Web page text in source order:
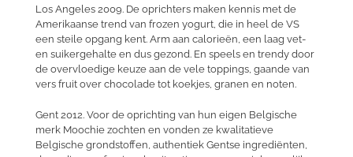
Los Angeles 2009. De oprichters maken kennis met de
Amerikaanse trend van frozen yogurt, die in heel de VS
een steile opgang kent. Arm aan calorieën, een laag vet-
en suikergehalte en dus gezond. En speels en trendy door
de overvloedige keuze aan de vele toppings, gaande van
vers fruit over chocolade tot koekjes, granen en noten.
Gent 2012. Voor de oprichting van hun eigen Belgische
merk Moochie zochten en vonden ze kwalitatieve
Belgische grondstoffen, authentiek Gentse ingrediënten,